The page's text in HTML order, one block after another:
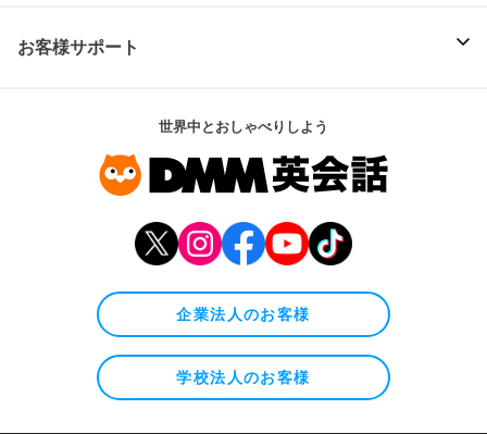
お客様サポート
世界中とおしゃべりしよう
企業法人のお客様
学校法人のお客様